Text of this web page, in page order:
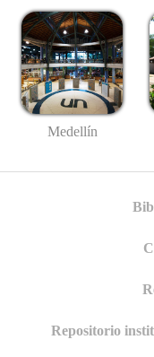
Medellín
Repositorio